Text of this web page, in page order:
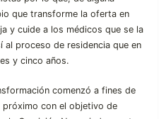
que transforme la oferta en
y cuide a los médicos que se la
al proceso de residencia que en
y cinco años.
comenzó a fines de
próximo con el objetivo de